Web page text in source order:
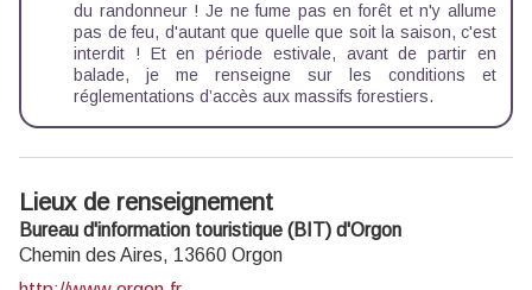
du randonneur ! Je ne fume pas en forêt et n'y allume
pas de feu, d'autant que quelle que soit la saison, c'est
interdit ! Et en période estivale, avant de partir en
balade, je me renseigne sur les conditions et
réglementations d’accès aux massifs forestiers.
Lieux de renseignement
Bureau d'information touristique (BIT) d'Orgon
Chemin des Aires, 13660 Orgon